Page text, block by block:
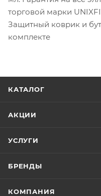
торговой марки
Защитный коврик и
комплекте
КАТАЛОГ
АКЦИИ
УСЛУГИ
БРЕНДЫ
КОМПАНИЯ